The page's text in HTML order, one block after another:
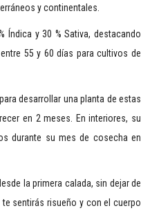
y continentales.
y 30 % Sativa, destacando
55 y 60 días para cultivos de
desarrollar una planta de estas
en 2 meses. En interiores, su
durante su mes de cosecha en
la primera calada, sin dejar de
sentirás risueño y con el cuerpo